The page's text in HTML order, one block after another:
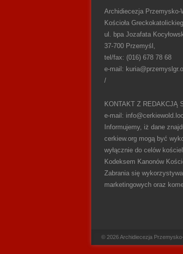
Archidiecezja Przemysko-
Kościoła
ul. bpa Jozafata
37-700 Przemyśl,
tel/fax: (016) 678 78 68
e-mail:
/
KONTAKT Z REDAKCJĄ
e-mail:
Informujemy, iż dane
cerkiew.org mogą być
wyłącznie do celów
Kodeksem Kanonów
Zabrania się
marketingowych oraz
© 2026Archidiecezja